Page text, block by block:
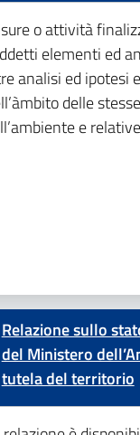
o attività
elementi ed
analisi ed ipotesi
delle
e
Relazione sullo
del Ministero
tutela del territorio